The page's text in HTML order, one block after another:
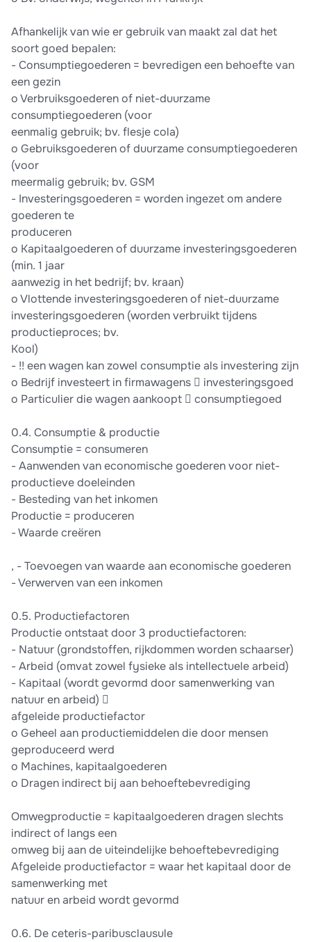
Afhankelijk van wie er gebruik van maakt zal dat het
soort goed bepalen:
- Consumptiegoederen = bevredigen een behoefte van
een gezin
o Verbruiksgoederen of niet-duurzame
consumptiegoederen (voor
eenmalig gebruik; bv. flesje cola)
o Gebruiksgoederen of duurzame consumptiegoederen
(voor
meermalig gebruik; bv. GSM
- Investeringsgoederen = worden ingezet om andere
goederen te
produceren
o Kapitaalgoederen of duurzame investeringsgoederen
(min. 1 jaar
aanwezig in het bedrijf; bv. kraan)
o Vlottende investeringsgoederen of niet-duurzame
investeringsgoederen (worden verbruikt tijdens
productieproces; bv.
Kool)
- !! een wagen kan zowel consumptie als investering zijn
o Bedrijf investeert in firmawagens  investeringsgoed
o Particulier die wagen aankoopt  consumptiegoed
0.4. Consumptie & productie
Consumptie = consumeren
- Aanwenden van economische goederen voor niet-
productieve doeleinden
- Besteding van het inkomen
Productie = produceren
- Waarde creëren
, - Toevoegen van waarde aan economische goederen
- Verwerven van een inkomen
0.5. Productiefactoren
Productie ontstaat door 3 productiefactoren:
- Natuur (grondstoffen, rijkdommen worden schaarser)
- Arbeid (omvat zowel fysieke als intellectuele arbeid)
- Kapitaal (wordt gevormd door samenwerking van
natuur en arbeid) 
afgeleide productiefactor
o Geheel aan productiemiddelen die door mensen
geproduceerd werd
o Machines, kapitaalgoederen
o Dragen indirect bij aan behoeftebevrediging
Omwegproductie = kapitaalgoederen dragen slechts
indirect of langs een
omweg bij aan de uiteindelijke behoeftebevrediging
Afgeleide productiefactor = waar het kapitaal door de
samenwerking met
natuur en arbeid wordt gevormd
0.6. De ceteris-paribusclausule